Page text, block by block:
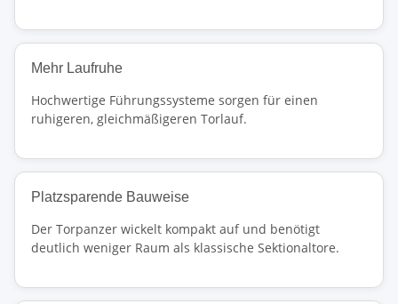
Mehr Laufruhe
Hochwertige Führungssysteme sorgen für einen
ruhigeren, gleichmäßigeren Torlauf.
Platzsparende Bauweise
Der Torpanzer wickelt kompakt auf und benötigt
deutlich weniger Raum als klassische Sektionaltore.